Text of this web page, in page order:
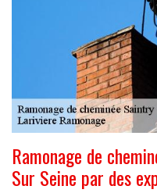
Ramonage de
Sur Seine par des